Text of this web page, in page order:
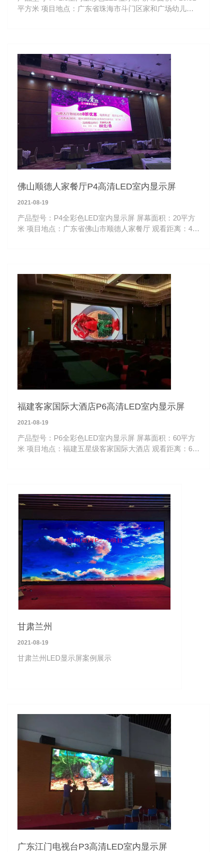
平方米 项目地点：广东省珠海市斗门区家和广场幼儿园
佛山顺德人家餐厅P4高清LED室内显示屏
2021-08-19
产品型号：P4全彩色LED室内显示屏 屏幕面积：20平方
米 项目地点：广东省佛山市顺德人家餐厅 观看距离：4-
福建客家国际大酒店P6高清LED室内显示屏
2021-08-19
产品型号：P6全彩色LED室内显示屏 屏幕面积：60平方
米 项目地点：福建五星级客家国际大酒店 观看距离：6-
甘肃兰州
2021-08-19
甘肃兰州LED显示屏案例展示
广东江门电视台P3高清LED室内显示屏